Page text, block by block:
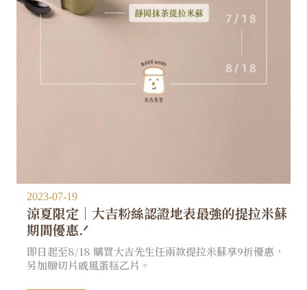
2023-07-19
涼夏限定｜大吉粉絲認證地表最強的提拉米蘇
期間優惠.ᐟ
即日起至8/18 購買大吉先生任兩款提拉米蘇享9折優惠，
另加贈切片戚風蛋糕乙片。